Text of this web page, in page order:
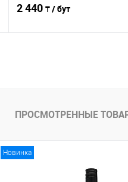
2 440 ₸ / бут
Сравнение
В избранное
ПРОСМОТРЕННЫЕ
Новинка